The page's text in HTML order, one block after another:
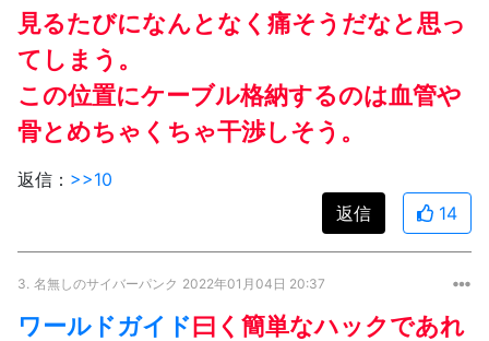
見るたびになんとなく痛そうだなと思っ
てしまう。
この位置にケーブル格納するのは血管や
骨とめちゃくちゃ干渉しそう。
返信： >>10
返信
14
3. 名無しのサイバーパンク 2022年01月04日 20:37
ワールドガイド曰く簡単なハックであれ